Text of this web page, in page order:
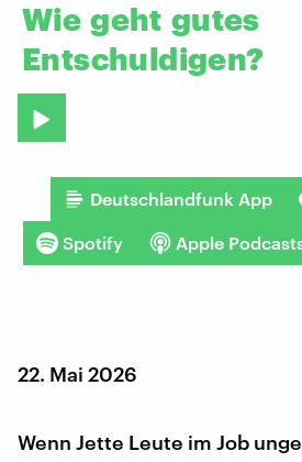
Wie geht gutes
Entschuldigen?
Deutschlandfunk App
Spotify Apple
22. Mai 2026
Wenn Jette Leute im Job